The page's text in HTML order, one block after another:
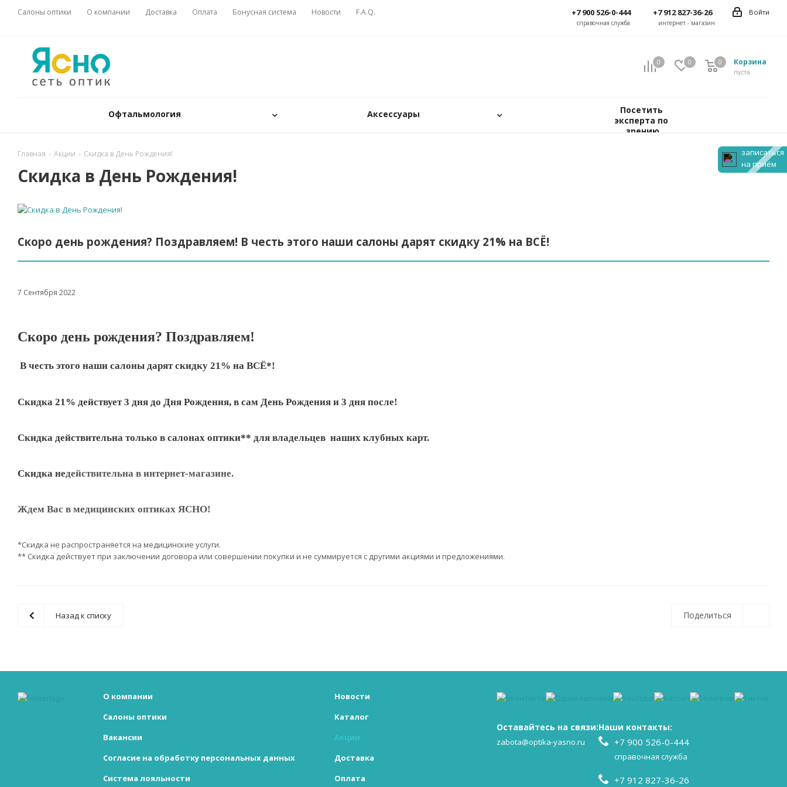
Салоны оптики О компании Доставка Оплата Бонусная система Новости F.A.Q. Войти
+7 900 526-0-444
справочная служба
+7 912 827-36-26
интернет - магазин
0 0 Корзина
пуста
0
Офтальмология Аксессуары
Посетить
эксперта по
зрению
Главная - Акции - Скидка в День Рождения!
Скидка в День Рождения!
Скоро день рождения? Поздравляем! В честь этого наши салоны дарят скидку 21% на ВСЁ!
7 Сентября 2022
Скоро день рождения? Поздравляем!
В честь этого наши салоны дарятскидку 21% на ВСЁ*!
Скидка 21% действует 3 дня до Дня Рождения, в сам День Рождения и 3 дня после! ⠀
Скидка действительна только в салонах оптики** для владельцев наших клубных карт.
Скидка недействительна в интернет-магазине.
Ждем Вас в медицинских оптиках ЯСНО!
*Скидка не распространяется на медицинские услуги.
** Скидка действует при заключении договора или совершении покупки и не суммируется с другими акциями и предложениями.
Поделиться
Назад к списку
О компании
Салоны оптики
Вакансии
Согласие на обработку персональных данных
Система лояльности
Новости
Каталог
Акции
Доставка
Оплата
Оставайтесь на связи:
zabota@optika-yasno.ru
Наши контакты:
+7 900 526-0-444
справочная служба
+7 912 827-36-26
записаться
на приём